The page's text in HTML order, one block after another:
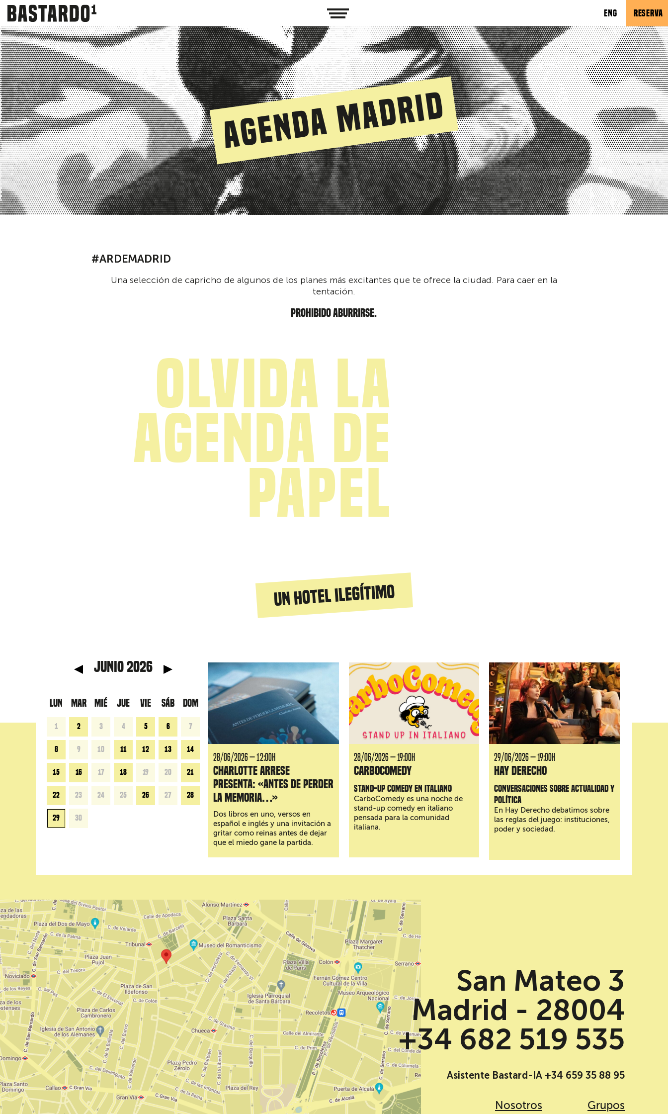
ENG RESERVA
Agenda Madrid
#ARDEMADRID
Una selección de capricho de algunos de los planes más excitantes que te ofrece la ciudad. Para caer en la
tentación.
PROHIBIDO ABURRIRSE.
Olvida la
agenda de
papel
Un hotel ilegítimo
junio 2026 Mes siguiente
LUN MAR MIÉ JUE VIE SÁB DOM
1 2 3 4 5 6 7
8 9 10 11 12 13 14
15 16 17 18 19 20 21
22 23 24 25 26 27 28
29 30
28/06/2026 — 12:00H
Charlotte Arrese
presenta: «Antes de perder
la memoria…»
Dos libros en uno, versos en
español e inglés y una invitación a
gritar como reinas antes de dejar
que el miedo gane la partida.
28/06/2026 — 19:00H
CarboComedy
Stand-up comedy en italiano
CarboComedy es una noche de
stand-up comedy en italiano
pensada para la comunidad
italiana.
29/06/2026 — 19:00H
Hay Derecho
Conversaciones sobre actualidad y
política
En Hay Derecho debatimos sobre
las reglas del juego: instituciones,
poder y sociedad.
San Mateo 3
Madrid - 28004
+34 682 519 535
Asistente Bastard-IA +34 659 35 88 95
Nosotros Grupos